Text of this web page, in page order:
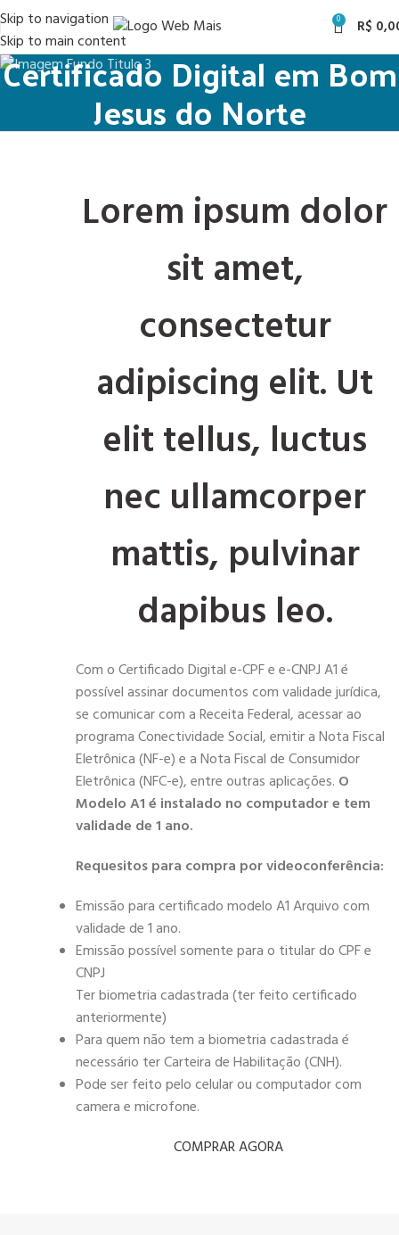
Skip to navigation
Skip to main content
0 R$
Certificado Digital em Bom
Jesus do Norte
Lorem ipsum dolor
sit amet,
consectetur
adipiscing elit. Ut
elit tellus, luctus
nec ullamcorper
mattis, pulvinar
dapibus leo.
Com o Certificado Digital e-CPF e e-CNPJ A1 é
possível assinar documentos com validade jurídica,
se comunicar com a Receita Federal, acessar ao
programa Conectividade Social, emitir a Nota Fiscal
Eletrônica (NF-e) e a Nota Fiscal de Consumidor
Eletrônica (NFC-e), entre outras aplicações. O
Modelo A1 é instalado no computador e tem
validade de 1 ano.
Requesitos para compra por videoconferência:
Emissão para certificado modelo A1 Arquivo com
validade de 1 ano.
Emissão possível somente para o titular do CPF e
CNPJ
Ter biometria cadastrada (ter feito certificado
anteriormente)
Para quem não tem a biometria cadastrada é
necessário ter Carteira de Habilitação (CNH).
Pode ser feito pelo celular ou computador com
camera e microfone.
COMPRAR AGORA